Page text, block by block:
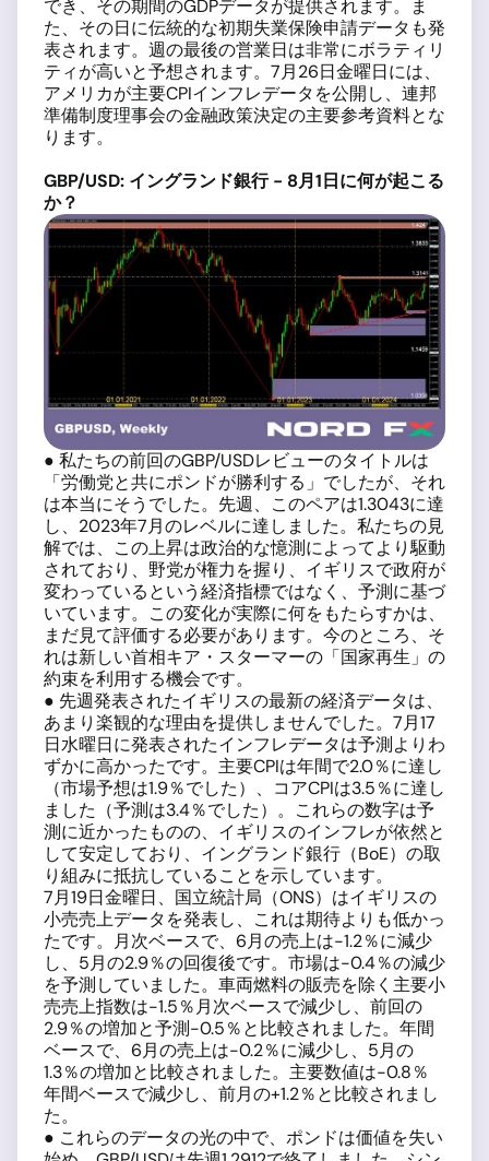
でき、その期間のGDPデータが提供されます。ま
た、その日に伝統的な初期失業保険申請データも発
表されます。週の最後の営業日は非常にボラティリ
ティが高いと予想されます。7月26日金曜日には、
アメリカが主要CPIインフレデータを公開し、連邦
準備制度理事会の金融政策決定の主要参考資料とな
ります。
GBP/USD: イングランド銀行 - 8月1日に何が起こる
か？
● 私たちの前回のGBP/USDレビューのタイトルは
「労働党と共にポンドが勝利する」でしたが、それ
は本当にそうでした。先週、このペアは1.3043に達
し、2023年7月のレベルに達しました。私たちの見
解では、この上昇は政治的な憶測によってより駆動
されており、野党が権力を握り、イギリスで政府が
変わっているという経済指標ではなく、予測に基づ
いています。この変化が実際に何をもたらすかは、
まだ見て評価する必要があります。今のところ、そ
れは新しい首相キア・スターマーの「国家再生」の
約束を利用する機会です。
● 先週発表されたイギリスの最新の経済データは、
あまり楽観的な理由を提供しませんでした。7月17
日水曜日に発表されたインフレデータは予測よりわ
ずかに高かったです。主要CPIは年間で2.0％に達し
（市場予想は1.9％でした）、コアCPIは3.5％に達し
ました（予測は3.4％でした）。これらの数字は予
測に近かったものの、イギリスのインフレが依然と
して安定しており、イングランド銀行（BoE）の取
り組みに抵抗していることを示しています。
7月19日金曜日、国立統計局（ONS）はイギリスの
小売売上データを発表し、これは期待よりも低かっ
たです。月次ベースで、6月の売上は-1.2％に減少
し、5月の2.9％の回復後です。市場は-0.4％の減少
を予測していました。車両燃料の販売を除く主要小
売売上指数は-1.5％月次ベースで減少し、前回の
2.9％の増加と予測-0.5％と比較されました。年間
ベースで、6月の売上は-0.2％に減少し、5月の
1.3％の増加と比較されました。主要数値は-0.8％
年間ベースで減少し、前月の+1.2％と比較されまし
た。
● これらのデータの光の中で、ポンドは価値を失い